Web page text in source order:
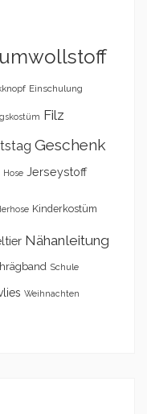
Einschulung
Filz
Geschenk
Hose Jerseystoff
Kinderkostüm
Nähanleitung
Schule
Weihnachten